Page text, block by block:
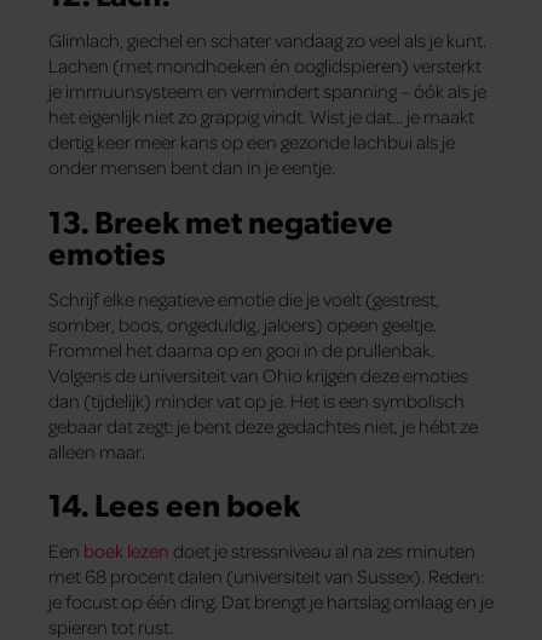
Glimlach, giechel en schater vandaag zo veel als je kunt.
Lachen (met mondhoeken én ooglidspieren) versterkt
je immuunsysteem en vermindert spanning – óók als je
het eigenlijk niet zo grappig vindt. Wist je dat… je maakt
dertig keer meer kans op een gezonde lachbui als je
onder mensen bent dan in je eentje.
13. Breek met negatieve
emoties
Schrijf elke negatieve emotie die je voelt (gestrest,
somber, boos, ongeduldig, jaloers) opeen geeltje.
Frommel het daarna op en gooi in de prullenbak.
Volgens de universiteit van Ohio krijgen deze emoties
dan (tijdelijk) minder vat op je. Het is een symbolisch
gebaar dat zegt: je bent deze gedachtes niet, je hébt ze
alleen maar.
14. Lees een boek
Een boek lezen doet je stressniveau al na zes minuten
met 68 procent dalen (universiteit van Sussex). Reden:
je focust op één ding. Dat brengt je hartslag omlaag en je
spieren tot rust.